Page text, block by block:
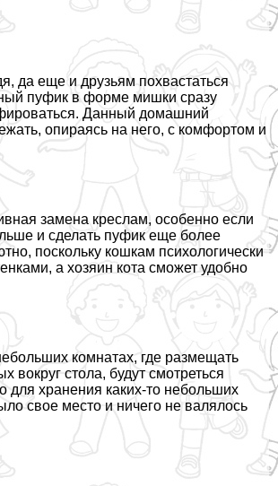
да еще и друзьям похвастаться
пуфик в форме мишки сразу
Данный домашний
опираясь на него, с комфортом и
замена креслам, особенно если
и сделать пуфик еще более
поскольку кошкам психологически
а хозяин кота сможет удобно
комнатах, где размещать
вокруг стола, будут смотреться
хранения каких-то небольших
свое место и ничего не валялось